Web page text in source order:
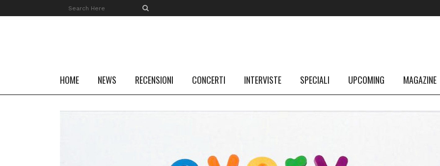
HOME NEWS RECENSIONI CONCERTI INTERVISTE SPECIALI UPCOMING MAGAZINE